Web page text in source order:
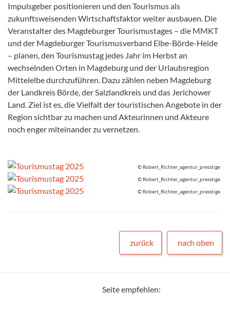
Impulsgeber positionieren und den Tourismus als
zukunftsweisenden Wirtschaftsfaktor weiter ausbauen. Die
Veranstalter des Magdeburger Tourismustages – die MMKT
und der Magdeburger Tourismusverband Elbe-Börde-Heide
– planen, den Tourismustag jedes Jahr im Herbst an
wechselnden Orten in Magdeburg und der Urlaubsregion
Mittelelbe durchzuführen. Dazu zählen neben Magdeburg
der Landkreis Börde, der Salzlandkreis und das Jerichower
Land. Ziel ist es, die Vielfalt der touristischen Angebote in der
Region sichtbar zu machen und Akteurinnen und Akteure
noch enger miteinander zu vernetzen.
© Robert_Richter_agentur_presstige
© Robert_Richter_agentur_presstige
© Robert_Richter_agentur_presstige
zurück nach oben
Seite empfehlen: